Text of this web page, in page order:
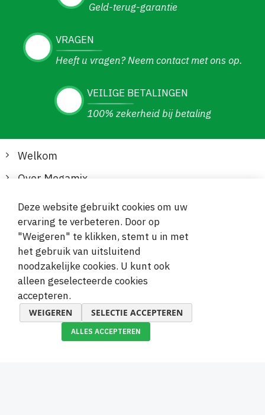
Geld-terug-garantie
VRAGEN
Heeft u vragen? Neem contact met ons op.
VEILIGE BETALINGEN
100% zekerheid bij betaling
Welkom
Over Megamix
Informatie
Klantenservice
Veilige en gemakkelijke betalingen
Deze website gebruikt cookies om uw
ervaring te verbeteren. Door op
"Weigeren" te klikken, stemt u in met
het gebruik van uitsluitend
noodzakelijke cookies. U kunt ook
alleen geselecteerde cookies
accepteren.
WEIGEREN SELECTIE ACCEPTEREN
ALLES ACCEPTEREN